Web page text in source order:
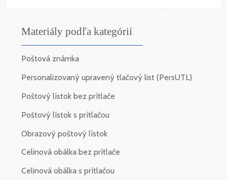
Materiály podľa kategórií
Poštová známka
Personalizovaný upravený tlačový list (PersUTL)
Poštový lístok bez prítlače
Poštový lístok s prítlačou
Obrazový poštový lístok
Celinová obálka bez prítlače
Celinová obálka s prítlačou